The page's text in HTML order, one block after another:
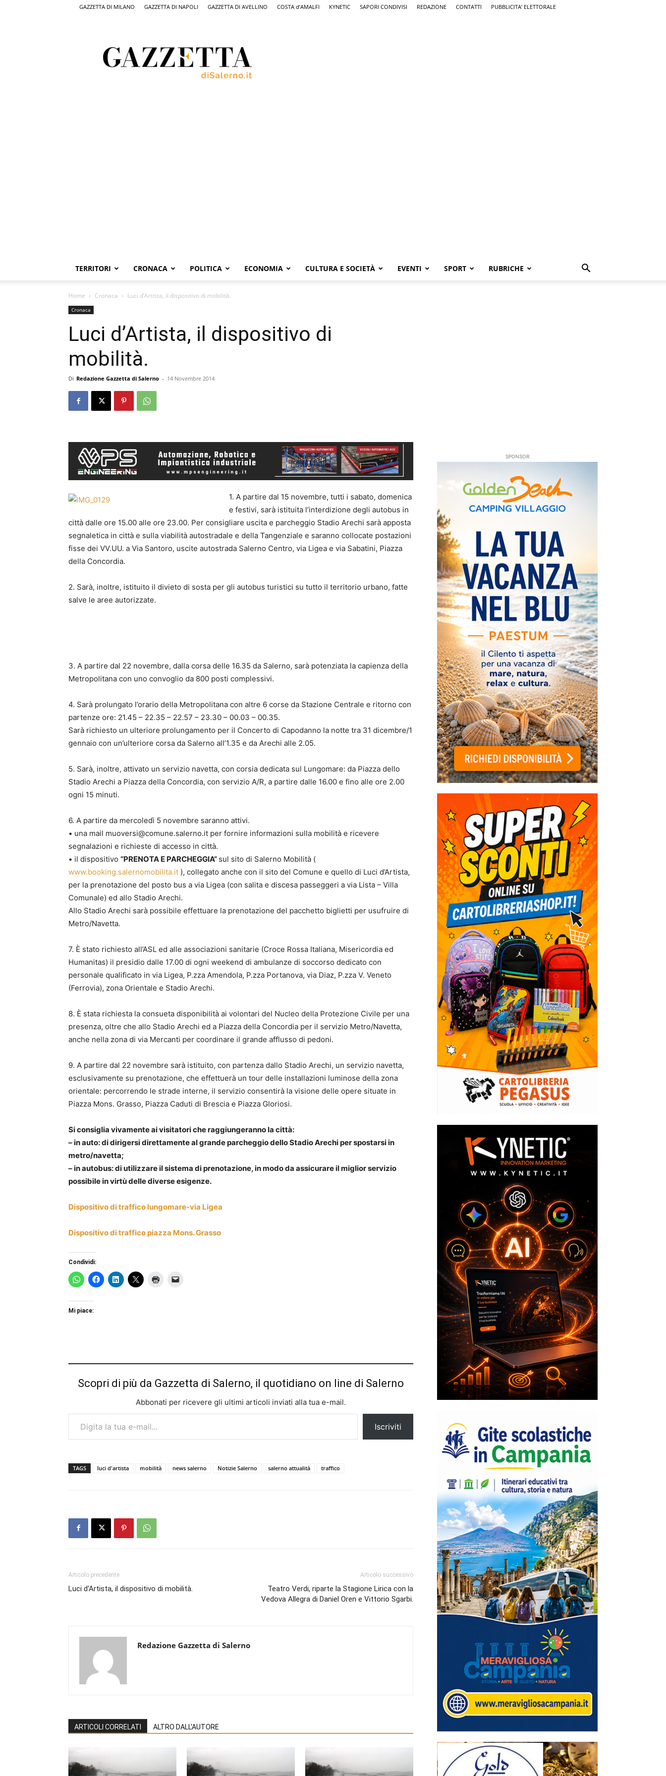
GAZZETTA DI MILANO GAZZETTA DI NAPOLI GAZZETTA DI AVELLINO COSTA d’AMALFI KYNETIC SAPORI CONDIVISI REDAZIONE CONTATTI PUBBLICITA’ ELETTORALE
Salerno,
il
quotidiano
TERRITORI CRONACA POLITICA ECONOMIA CULTURA E SOCIETÀ EVENTI SPORT RUBRICHE
Home Cronaca Luci d’Artista, il dispositivo di mobilità.
Cronaca
Luci d’Artista, il dispositivo di
mobilità.
Di Redazione Gazzetta di Salerno - 14 Novembre 2014
1. A partire dal 15 novembre, tutti i sabato, domenica
e festivi, sarà istituita l’interdizione degli autobus in
città dalle ore 15.00 alle ore 23.00. Per consigliare uscita e parcheggio Stadio Arechi sarà apposta
segnaletica in città e sulla viabilità autostradale e della Tangenziale e saranno collocate postazioni
fisse dei VV.UU. a Via Santoro, uscite autostrada Salerno Centro, via Ligea e via Sabatini, Piazza
della Concordia.
2. Sarà, inoltre, istituito il divieto di sosta per gli autobus turistici su tutto il territorio urbano, fatte
salve le aree autorizzate.
3. A partire dal 22 novembre, dalla corsa delle 16.35 da Salerno, sarà potenziata la capienza della
Metropolitana con uno convoglio da 800 posti complessivi.
4. Sarà prolungato l’orario della Metropolitana con altre 6 corse da Stazione Centrale e ritorno con
partenze ore: 21.45 – 22.35 – 22.57 – 23.30 – 00.03 – 00.35.
Sarà richiesto un ulteriore prolungamento per il Concerto di Capodanno la notte tra 31 dicembre/1
gennaio con un’ulteriore corsa da Salerno all’1.35 e da Arechi alle 2.05.
5. Sarà, inoltre, attivato un servizio navetta, con corsia dedicata sul Lungomare: da Piazza dello
Stadio Arechi a Piazza della Concordia, con servizio A/R, a partire dalle 16.00 e fino alle ore 2.00
ogni 15 minuti.
6. A partire da mercoledì 5 novembre saranno attivi.
• una mail muoversi@comune.salerno.it per fornire informazioni sulla mobilità e ricevere
segnalazioni e richieste di accesso in città.
• il dispositivo “PRENOTA E PARCHEGGIA” sul sito di Salerno Mobilità (
www.booking.salernomobilita.it ), collegato anche con il sito del Comune e quello di Luci d’Artista,
per la prenotazione del posto bus a via Ligea (con salita e discesa passeggeri a via Lista – Villa
Comunale) ed allo Stadio Arechi.
Allo Stadio Arechi sarà possibile effettuare la prenotazione del pacchetto biglietti per usufruire di
Metro/Navetta.
7. È stato richiesto all’ASL ed alle associazioni sanitarie (Croce Rossa Italiana, Misericordia ed
Humanitas) il presidio dalle 17.00 di ogni weekend di ambulanze di soccorso dedicato con
personale qualificato in via Ligea, P.zza Amendola, P.zza Portanova, via Diaz, P.zza V. Veneto
(Ferrovia), zona Orientale e Stadio Arechi.
8. È stata richiesta la consueta disponibilità ai volontari del Nucleo della Protezione Civile per una
presenza, oltre che allo Stadio Arechi ed a Piazza della Concordia per il servizio Metro/Navetta,
anche nella zona di via Mercanti per coordinare il grande afflusso di pedoni.
9. A partire dal 22 novembre sarà istituito, con partenza dallo Stadio Arechi, un servizio navetta,
esclusivamente su prenotazione, che effettuerà un tour delle installazioni luminose della zona
orientale: percorrendo le strade interne, il servizio consentirà la visione delle opere situate in
Piazza Mons. Grasso, Piazza Caduti di Brescia e Piazza Gloriosi.
Si consiglia vivamente ai visitatori che raggiungeranno la città:
– in auto: di dirigersi direttamente al grande parcheggio dello Stadio Arechi per spostarsi in
metro/navetta;
– in autobus: di utilizzare il sistema di prenotazione, in modo da assicurare il miglior servizio
possibile in virtù delle diverse esigenze.
Dispositivo di traffico lungomare-via Ligea
Dispositivo di traffico piazza Mons. Grasso
Condividi:
Mi piace:
Scopri di più da Gazzetta di Salerno, il quotidiano on line di Salerno
Abbonati per ricevere gli ultimi articoli inviati alla tua e-mail.
Digita la tua e-mail...
Iscriviti
TAGS luci d'artista mobilità news salerno Notizie Salerno salerno attualità traffico
Articolo precedente
Luci d'Artista, il dispositivo di mobilità.
Articolo successivo
Teatro Verdi, riparte la Stagione Lirica con la
Vedova Allegra di Daniel Oren e Vittorio Sgarbi.
Redazione Gazzetta di Salerno
ARTICOLI CORRELATI ALTRO DALL'AUTORE
SPONSOR